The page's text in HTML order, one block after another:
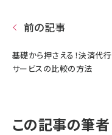
前の記事
基礎から押さえる！決済代行
サービスの比較の方法
この記事の筆者